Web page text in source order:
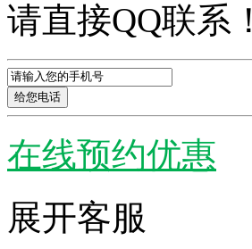
请直接QQ联系！
在线预约优惠
展开客服